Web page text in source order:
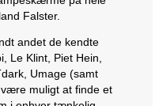
Falster.
andet de kendte
Le Klint, Piet Hein,
Umage (samt
muligt at finde et